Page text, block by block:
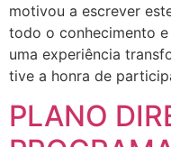
motivou a escrever
todo o conhecimento
uma experiência
tive a honra de
PLANO